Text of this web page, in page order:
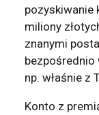
pozyskiwanie
miliony
znanymi
bezpośrednio
np. właśnie z
Konto z